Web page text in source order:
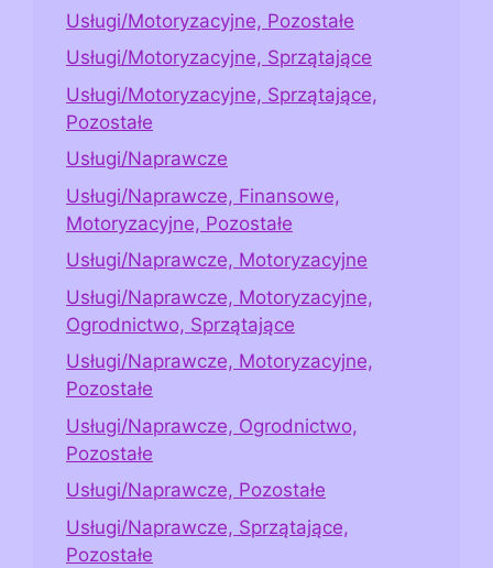
Usługi/Motoryzacyjne, Pozostałe
Usługi/Motoryzacyjne, Sprzątające
Usługi/Motoryzacyjne, Sprzątające,
Pozostałe
Usługi/Naprawcze
Usługi/Naprawcze, Finansowe,
Motoryzacyjne, Pozostałe
Usługi/Naprawcze, Motoryzacyjne
Usługi/Naprawcze, Motoryzacyjne,
Ogrodnictwo, Sprzątające
Usługi/Naprawcze, Motoryzacyjne,
Pozostałe
Usługi/Naprawcze, Ogrodnictwo,
Pozostałe
Usługi/Naprawcze, Pozostałe
Usługi/Naprawcze, Sprzątające,
Pozostałe